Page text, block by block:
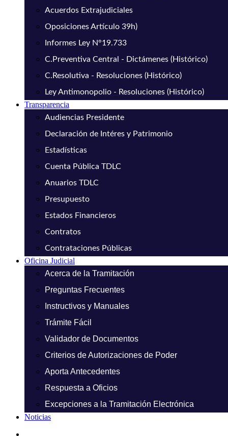
Acuerdos Extrajudiciales
Oposiciones Artículo 39h)
Informes Ley N°19.733
C.Preventiva Central - Dictámenes (Histórico)
C.Resolutiva - Resoluciones (Histórico)
Ley Antimonopolio - Resoluciones (Histórico)
Transparencia
Audiencias Presidente
Declaración de Intéres y Patrimonio
Estadísticas
Cuenta Pública TDLC
Anuarios TDLC
Presupuesto
Estados Financieros
Contratos
Contrataciones Públicas
Oficina Judicial
Acerca de la Tramitación
Preguntas Frecuentes
Instructivos y Manuales
Trámite Fácil
Validador de Documentos
Criterios de Autorizaciones de Poder
Aporta Antecedentes
Respuesta a Oficios
Excepciones a la Tramitación Electrónica
Noticias